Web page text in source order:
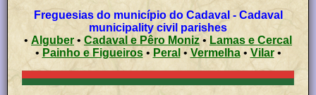
Freguesias do município do Cadaval - Cadaval
municipality civil parishes
• Alguber • Cadaval e Pêro Moniz • Lamas e Cercal
• Painho e Figueiros• Peral • Vermelha• Vilar•